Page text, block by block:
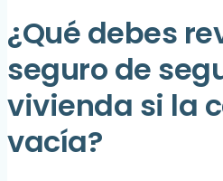
¿Qué debes
seguro de
vivienda si la
vacía?